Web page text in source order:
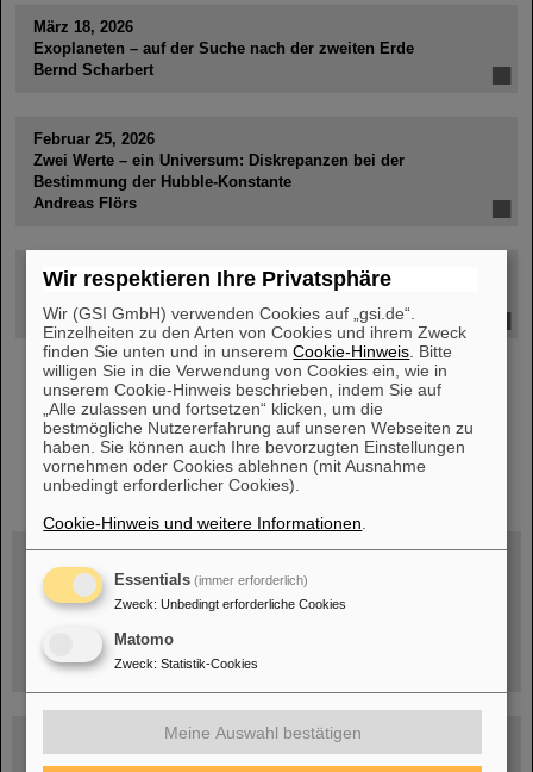
März 18, 2026
Exoplaneten – auf der Suche nach der zweiten Erde
Bernd Scharbert
Februar 25, 2026
Zwei Werte – ein Universum: Diskrepanzen bei der
Bestimmung der Hubble-Konstante
Andreas Flörs
Januar 21, 2026
Haben Tiere ein Bewusstsein? Gegenfrage: Warum nur eins?
Konrad Lehmann
instagramlinkedin youtubehelmholtz.socialfacebook
Mittwoch, 19.08.2026, 14 Uhr
Warum existiert nicht einfach nichts?
GSI/FAIR/Goethe-Universität
Anmeldung und weitere Informationen
SCIENCE POP-UP
geöffnet Di – Fr,
12 – 17 Uhr
Wir respektieren Ihre Privatsphäre
Wir (GSI GmbH) verwenden Cookies auf „gsi.de“.
Einzelheiten zu den Arten von Cookies und ihrem Zweck
finden Sie unten und in unseremCookie-Hinweis . Bitte
willigen Sie in die Verwendung von Cookies ein, wie in
unserem Cookie-Hinweis beschrieben, indem Sie auf
„Alle zulassen und fortsetzen“ klicken, um die
bestmögliche Nutzererfahrung auf unseren Webseiten zu
haben. Sie können auch Ihre bevorzugten Einstellungen
vornehmen oder Cookies ablehnen (mit Ausnahme
unbedingt erforderlicher Cookies).
Cookie-Hinweis und weitere Informationen
Essentials (immer erforderlich)
Zweck: Unbedingt erforderliche Cookies
Matomo
Zweck: Statistik-Cookies
Meine Auswahl bestätigen